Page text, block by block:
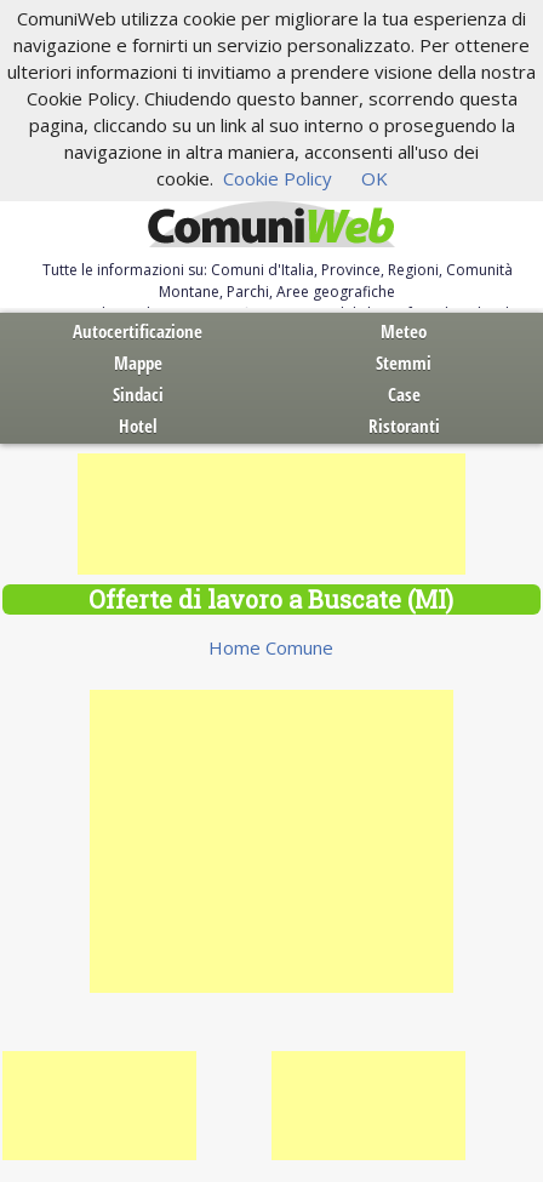
ComuniWeb utilizza cookie per migliorare la tua esperienza di
navigazione e fornirti un servizio personalizzato. Per ottenere
ulteriori informazioni ti invitiamo a prendere visione della nostra
Cookie Policy. Chiudendo questo banner, scorrendo questa
pagina, cliccando su un link al suo interno o proseguendo la
navigazione in altra maniera, acconsenti all'uso dei
cookie. Cookie Policy OK
Tutte le informazioni su: Comuni d'Italia, Province, Regioni, Comunità
Montane, Parchi, Aree geografiche
Servizi al Cittadino. Autocertificazione, moduli, leggi, free download
Autocertificazione
Meteo
Mappe
Stemmi
Sindaci
Case
Hotel
Ristoranti
Offerte di lavoro a Buscate (MI)
Home Comune